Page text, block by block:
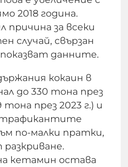
2018 година.
причина за всеки
случай, свързан
показват данните.
кокаин в
до 330 тона през
тона през 2023 г.) и
трафикантите
по-малки пратки,
разкриване.
кетамин остава